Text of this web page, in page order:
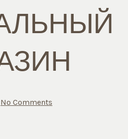
No Comments